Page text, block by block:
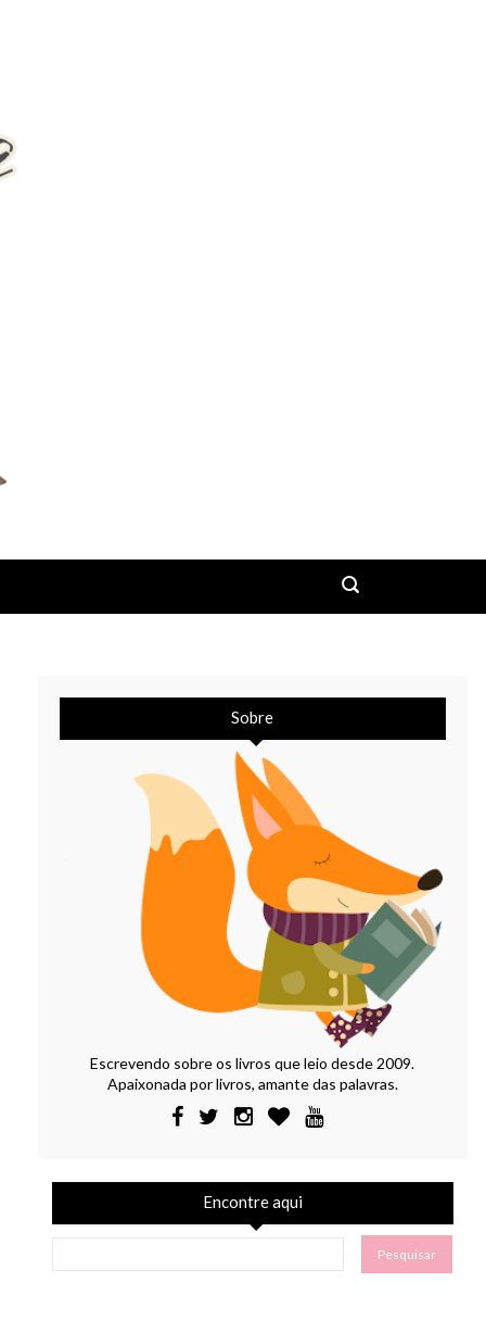
Sobre
Escrevendo sobre os livros que leio desde 2009.
Apaixonada por livros, amante das palavras.
Encontre aqui